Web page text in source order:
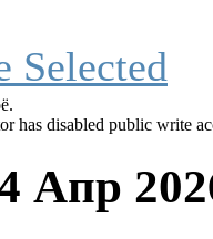
has disabled public write
Апр